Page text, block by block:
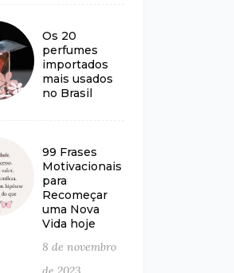
Os 20
perfumes
importados
mais usados
no Brasil
99 Frases
Motivacionais
para
Recomeçar
uma Nova
Vida hoje
8 de novembro